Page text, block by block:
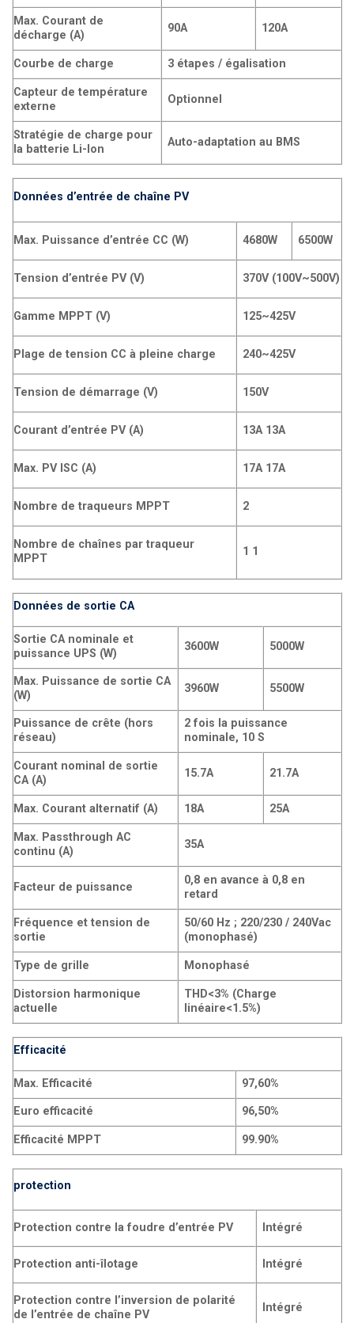
Max. Courant de
décharge (A)
90A 120A
Courbe de charge 3 étapes / égalisation
Capteur de température
externe
Optionnel
Stratégie de charge pour
la batterie Li-Ion
Auto-adaptation au BMS
Données d’entrée de chaîne PV
Max. Puissance d’entrée CC (W) 4680W 6500W
Tension d’entrée PV (V) 370V (100V~500V)
Gamme MPPT (V) 125~425V
Plage de tension CC à pleine charge 240~425V
Tension de démarrage (V) 150V
Courant d’entrée PV (A) 13A 13A
Max. PV ISC (A) 17A 17A
Nombre de traqueurs MPPT 2
Nombre de chaînes par traqueur
MPPT
1 1
Données de sortie CA
Sortie CA nominale et
puissance UPS (W)
3600W 5000W
Max. Puissance de sortie CA
(W)
3960W 5500W
Puissance de crête (hors
réseau)
2 fois la puissance
nominale, 10 S
Courant nominal de sortie
CA (A)
15.7A 21.7A
Max. Courant alternatif (A) 18A 25A
Max. Passthrough AC
continu (A)
35A
Facteur de puissance
0,8 en avance à 0,8 en
retard
Fréquence et tension de
sortie
50/60 Hz ; 220/230 / 240Vac
(monophasé)
Type de grille Monophasé
Distorsion harmonique
actuelle
THD<3% (Charge
linéaire<1.5%)
Efficacité
Max. Efficacité 97,60%
Euro efficacité 96,50%
Efficacité MPPT 99.90%
protection
Protection contre la foudre d’entrée PV Intégré
Protection anti-îlotage Intégré
Protection contre l’inversion de polarité
de l’entrée de chaîne PV
Intégré